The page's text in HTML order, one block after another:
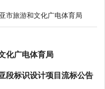
市旅游和文化广电体育局
化广电体育局
段标识设计项目流标公告